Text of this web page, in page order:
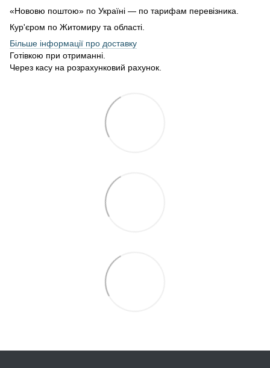
«Нововю поштою» по Україні — по тарифам перевізника.
Кур'єром по Житомиру та області.
Більше інформації про доставку
Готівкою при отриманні.
Через касу на розрахунковий рахунок.